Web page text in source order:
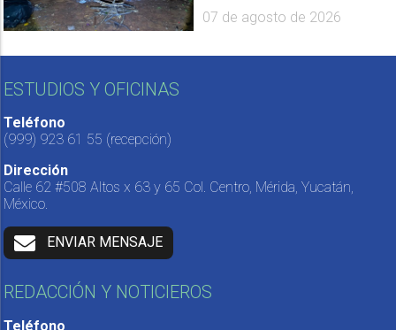
07 de agosto de 2026
ESTUDIOS Y OFICINAS
Teléfono
(999) 923 61 55 (recepción)
Dirección
Calle 62 #508 Altos x 63 y 65 Col. Centro, Mérida, Yucatán,
México.
ENVIAR MENSAJE
REDACCIÓN Y NOTICIEROS
Teléfono